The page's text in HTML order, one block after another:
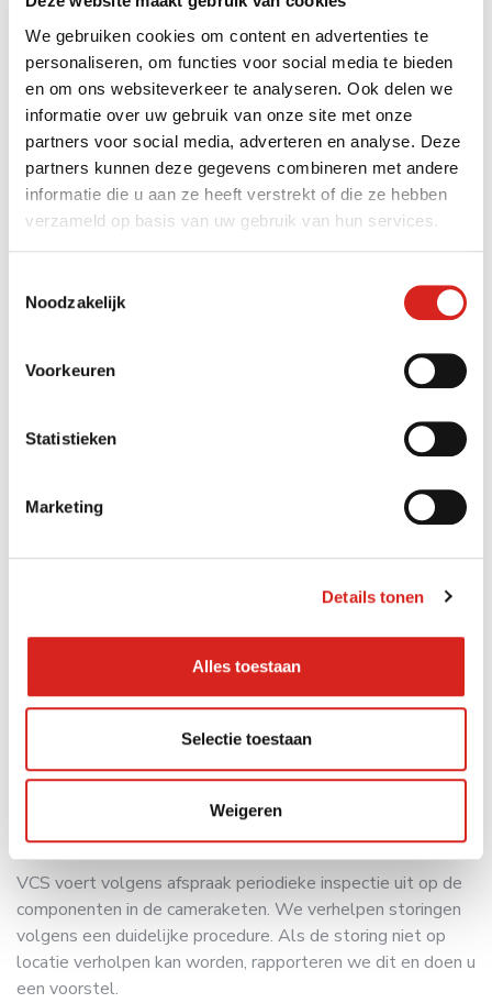
We gebruiken cookies om content en advertenties te
personaliseren, om functies voor social media te bieden
en om ons websiteverkeer te analyseren. Ook delen we
informatie over uw gebruik van onze site met onze
partners voor social media, adverteren en analyse. Deze
partners kunnen deze gegevens combineren met andere
informatie die u aan ze heeft verstrekt of die ze hebben
verzameld op basis van uw gebruik van hun services.
Noodzakelijk
Voorkeuren
Statistieken
Marketing
Details tonen
Alles toestaan
Selectie toestaan
Weigeren
Krachtige beveiliging
beveiligingsconcept van uw systemen voor hernieuwbare
camerabeveiliging,
radarsystemen, hekwerkdetectie en grondsensoren.
De juiste technieken
Per situatie passen we de juiste technieken toe. Zoals
zijn getraind om
mensen te herkennen. Maar we zetten de slimme
batterijsystemen te monitoren op temperatuur.
Preventief en correctief
onderhoud
VCS voert volgens afspraak periodieke inspectie uit op de
componenten in de cameraketen. We verhelpen storingen
volgens een duidelijke procedure. Als de storing niet op
locatie verholpen kan worden, rapporteren we dit en doen u
een voorstel.